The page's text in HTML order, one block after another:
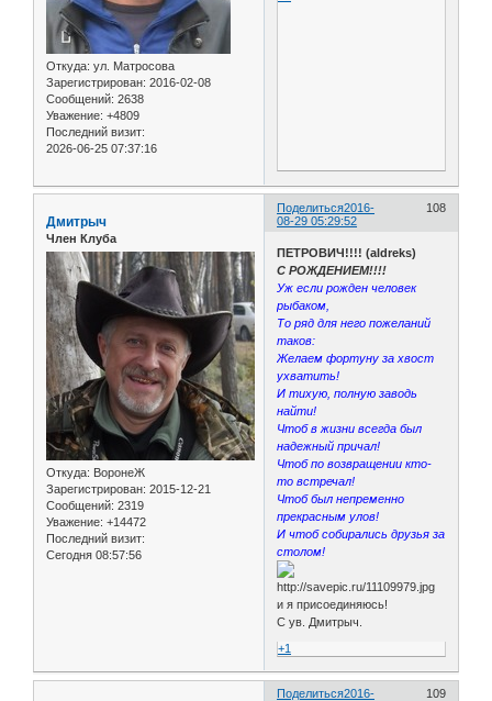
Откуда: ул. Матросова
Зарегистрирован: 2016-02-08
Сообщений: 2638
Уважение: +4809
Последний визит:
2026-06-25 07:37:16
Поделиться 108
2016-
08-29 05:29:52
Дмитрыч
Член Клуба
Откуда: ВоронеЖ
Зарегистрирован: 2015-12-21
Сообщений: 2319
Уважение: +14472
Последний визит:
Сегодня 08:57:56
ПЕТРОВИЧ!!!! (aldreks)
С РОЖДЕНИЕМ!!!!
Уж если рожден человек
рыбаком,
То ряд для него пожеланий
таков:
Желаем фортуну за хвост
ухватить!
И тихую, полную заводь
найти!
Чтоб в жизни всегда был
надежный причал!
Чтоб по возвращении кто-
то встречал!
Чтоб был непременно
прекрасным улов!
И чтоб собирались друзья за
столом!
и я присоединяюсь!
С ув. Дмитрыч.
+1
Поделиться 109
2016-